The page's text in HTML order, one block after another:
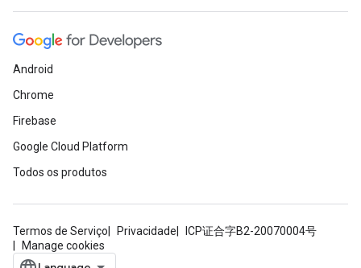
Android
Chrome
Firebase
Google Cloud Platform
Todos os produtos
Termos de Serviço Privacidade
ICP证合字B2-20070004号
Manage cookies